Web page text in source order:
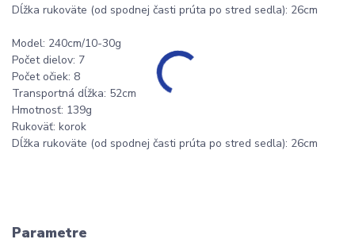
Dĺžka rukoväte (od spodnej časti prúta po stred sedla): 26cm
Model: 240cm/10-30g
Počet dielov: 7
Počet očiek: 8
Transportná dĺžka: 52cm
Hmotnosť: 139g
Rukoväť: korok
Dĺžka rukoväte (od spodnej časti prúta po stred sedla): 26cm
Parametre